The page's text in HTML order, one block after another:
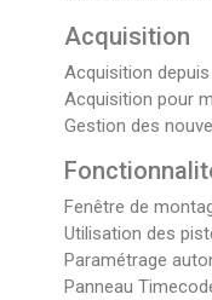
Acquisition
Acquisition
Acquisition pour
Gestion des
Fenêtre de
Utilisation des
Paramétrage
Panneau